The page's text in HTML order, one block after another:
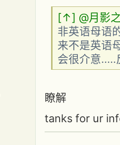
[↑] @月影
非英语母语
来不是英语
会很介意
瞭解
tanks for ur